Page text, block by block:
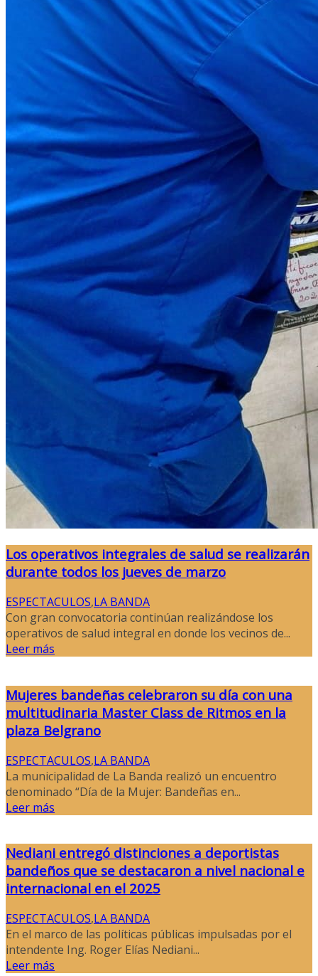
Los operativos integrales de salud se realizarán
durante todos los jueves de marzo
ESPECTACULOS,LA BANDA
Con gran convocatoria continúan realizándose los
operativos de salud integral en donde los vecinos de...
Leer más
Mujeres bandeñas celebraron su día con una
multitudinaria Master Class de Ritmos en la
plaza Belgrano
ESPECTACULOS,LA BANDA
La municipalidad de La Banda realizó un encuentro
denominado “Día de la Mujer: Bandeñas en...
Leer más
Nediani entregó distinciones a deportistas
bandeños que se destacaron a nivel nacional e
internacional en el 2025
ESPECTACULOS,LA BANDA
En el marco de las políticas públicas impulsadas por el
intendente Ing. Roger Elías Nediani...
Leer más